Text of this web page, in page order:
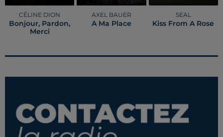
CÉLINE DION
Bonjour, Pardon,
Merci
AXEL BAUER
A Ma Place
SEAL
Kiss From A Rose